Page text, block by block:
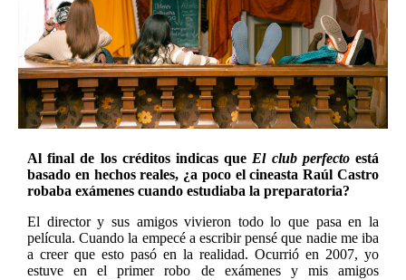
Al final de los créditos indicas que El club perfectoestá
basado en hechos reales, ¿a poco el cineasta Raúl Castro
robaba exámenes cuando estudiaba la preparatoria?
El director y sus amigos vivieron todo lo que pasa en la
película. Cuando la empecé a escribir pensé que nadie me iba
a creer que esto pasó en la realidad. Ocurrió en 2007, yo
estuve en el primer robo de exámenes y mis amigos